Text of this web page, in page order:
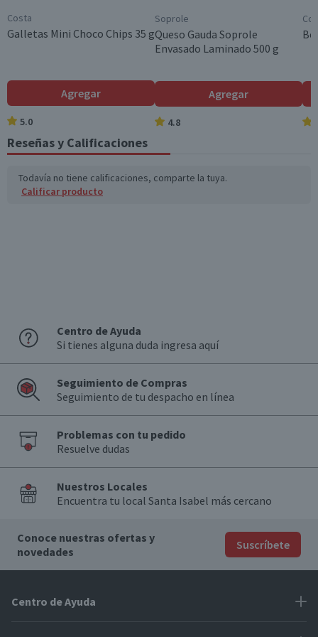
Grasas trans (g)
0,3
Hidratos de Carbon
o disponibles (g)
58,6 17,6
Azúcares totales
(g)
*Ingesta de referencia de un adulto promedio (8400 kj / 2000 kcal)
Variedad
Saborizado
Costa
Galletas Mini Choco Chips 35 g
Agregar
5.0
Soprole
Queso Gauda Soprole
Envasado Laminado 500 g
Agregar
4.8
Reseñas y Calificaciones
Todavía no tiene calificaciones, comparte la tuya.
Calificar producto
Centro de Ayuda
Si tienes alguna duda ingresa aquí
Seguimiento de Compras
Seguimiento de tu despacho en línea
Problemas con tu pedido
Resuelve dudas
Nuestros Locales
Encuentra tu local Santa Isabel más cercano
Conoce nuestras ofertas y
novedades
Suscríbete
Centro de Ayuda